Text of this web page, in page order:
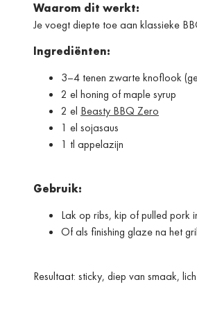
Waarom dit werkt:
Je voegt diepte toe aan klassieke
Ingrediënten:
3–4 tenen zwarte knoflook
2 el honing of maple syrup
2 el Beasty BBQ Zero
1 el sojasaus
1 tl appelazijn
Gebruik:
Lak op ribs, kip of pulled pork
Of als finishing glaze na het
Resultaat: sticky, diep van smaak,